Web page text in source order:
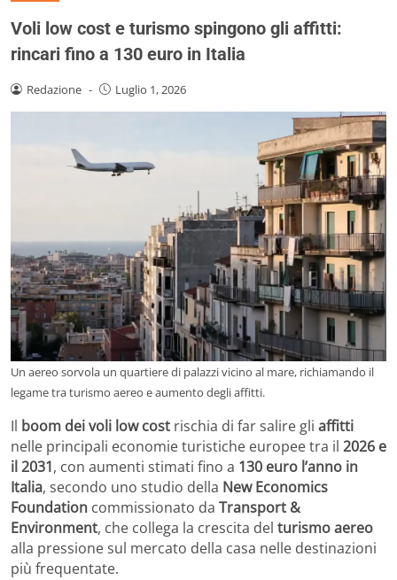
Voli low cost e turismo spingono gli affitti:
rincari fino a 130 euro in Italia
Redazione - Luglio 1, 2026
Un aereo sorvola un quartiere di palazzi vicino al mare, richiamando il
legame tra turismo aereo e aumento degli affitti.
Il boom dei voli low cost rischia di far salire gli affitti
nelle principali economie turistiche europee tra il 2026 e
il 2031, con aumenti stimati fino a 130 euro l’anno in
Italia, secondo uno studio della New Economics
Foundation commissionato da Transport &
Environment, che collega la crescita del turismo aereo
alla pressione sul mercato della casa nelle destinazioni
più frequentate.